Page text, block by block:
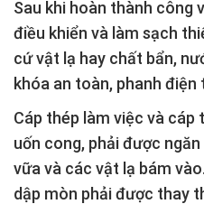
Sau khi hoàn thành công
điều khiển và làm sạch
cứ vật lạ hay chất bẩn,
khóa an toàn, phanh
Cáp thép làm việc và cáp
uốn cong, phải được
vữa và các vật lạ bám
dập mòn phải được thay